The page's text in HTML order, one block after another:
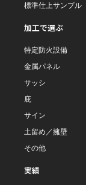
標準仕上サンプル
加工で選ぶ
特定防火設備
金属パネル
サッシ
庇
サイン
土留め／擁壁
その他
実績